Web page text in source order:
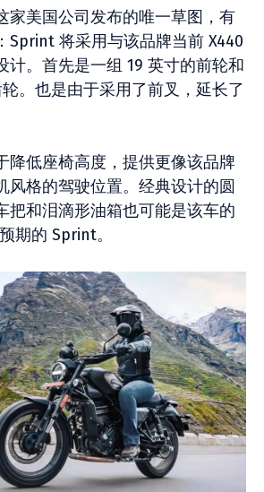
家美国公司发布的唯一草图，有
Sprint 将采用与该品牌当前 X440
计。首先是一组 19 英寸的前轮和
。也是由于采用了前叉，延长了
降低座椅高度，提供更像该品牌
风格的驾驶位置。经典设计的圆
把和泪滴形油箱也可能是该车的
期的 Sprint。